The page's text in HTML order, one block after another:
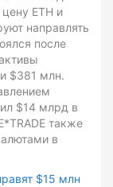
ETH и
направлять
после
$381 млн.
$14 млрд в
также
в
$15 млн